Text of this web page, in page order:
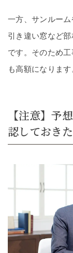
一方、サンルー
引き違い窓など
です。そのため
も高額になります
【注意】予
認しておき
リフ